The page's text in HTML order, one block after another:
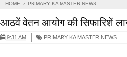
HOME › PRIMARY KA MASTER NEWS
आठवें वेतन आयोग की सिफारिशें
9:31 AM PRIMARY KA MASTER NEWS